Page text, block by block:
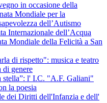
in occasione della
Mondiale per la
dell’Autismo
Internazionale dell’Acqua
Mondiale della Felicità a San
di rispetto": musica e teatro
di genere
stella”: l' I.C. "A.F. Galiani"
la poesia
dei Diritti dell'Infanzia e dell'